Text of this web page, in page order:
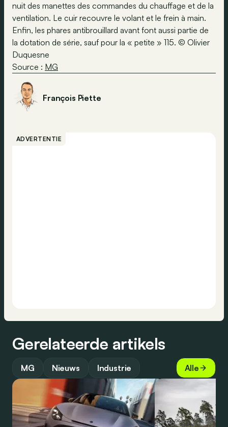
nuit des manettes des commandes du chauffage et de la
ventilation. Le cuir recouvre le volant et le frein à main.
Enfin, les phares antibrouillard avant font aussi partie de
la dotation de série, sauf pour la « petite » 115. © Olivier
Duquesne
Source : MG
François Piette
ADVERTENTIE
Gerelateerde artikels
MG Nieuws Industrie Alle